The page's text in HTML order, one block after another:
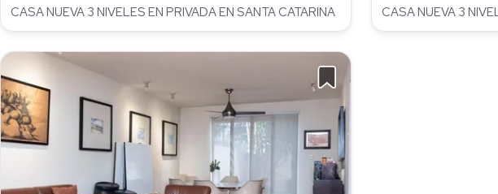
CASA NUEVA 3 NIVELES EN PRIVADA EN SANTA CATARINA
CASA NUEVA 3